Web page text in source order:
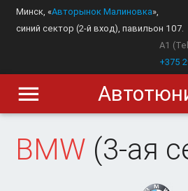
Минск, «Авторынок Малиновка»,
синий сектор (2-й вход), павильон 107.
A1
+375
BMW (3-ая